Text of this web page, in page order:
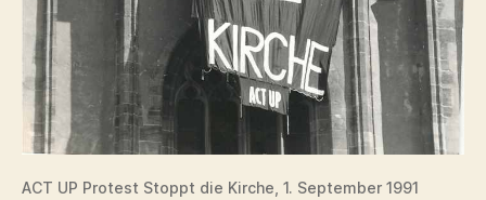
ACT UP Protest Stoppt die Kirche, 1. September 1991